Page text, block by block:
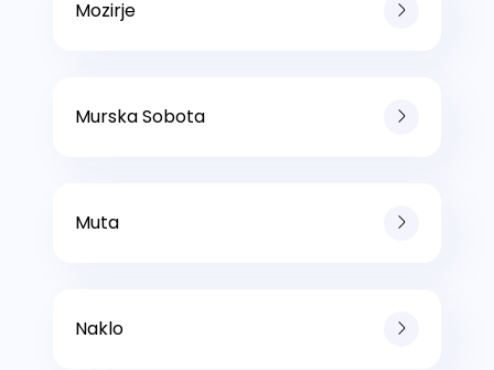
Mozirje
Murska Sobota
Muta
Naklo